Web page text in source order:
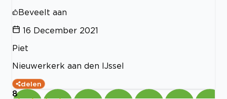
Beveelt aan
16 December 2021
Piet
Nieuwerkerk aan den IJssel
delen
8